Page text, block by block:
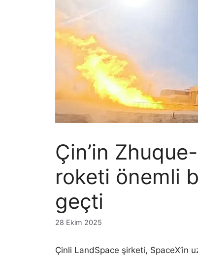
Çin’in
roketi önemli
geçti
28 Ekim 2025
Çinli LandSpace şirketi, SpaceX’in